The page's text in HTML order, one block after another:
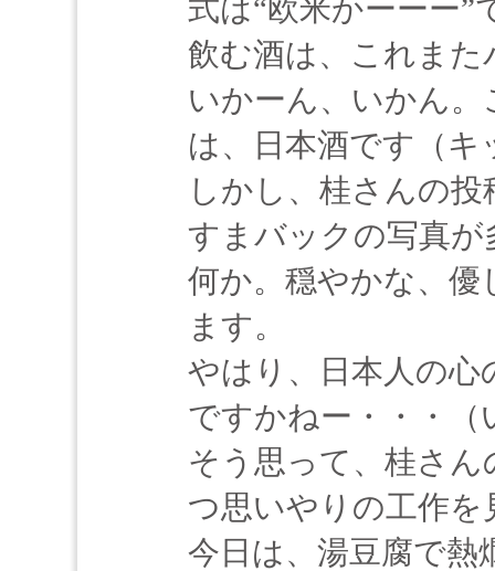
式は“欧米かーーー
飲む酒は、これまた
いかーん、いかん
は、日本酒です（キ
しかし、桂さんの
すまバックの写真が
何か。穏やかな、
ます。
やはり、日本人の心
ですかねー・・・
そう思って、桂さ
つ思いやりの工作
今日は、湯豆腐で熱